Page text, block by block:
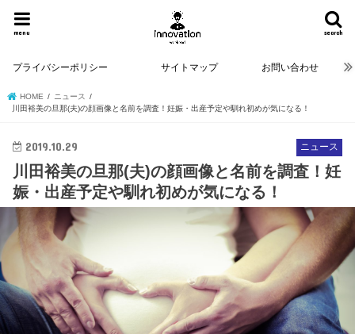
search
menu
プライバシーポリシー サイトマップ お問い合わせ
HOME
ニュース
川田裕美の旦那(夫)の顔画像と名前を調査！妊娠・出産予定や馴れ初めが気になる！
ニュース
2019.10.29
川田裕美の旦那(夫)の顔画像と名前を調査！妊
娠・出産予定や馴れ初めが気になる！